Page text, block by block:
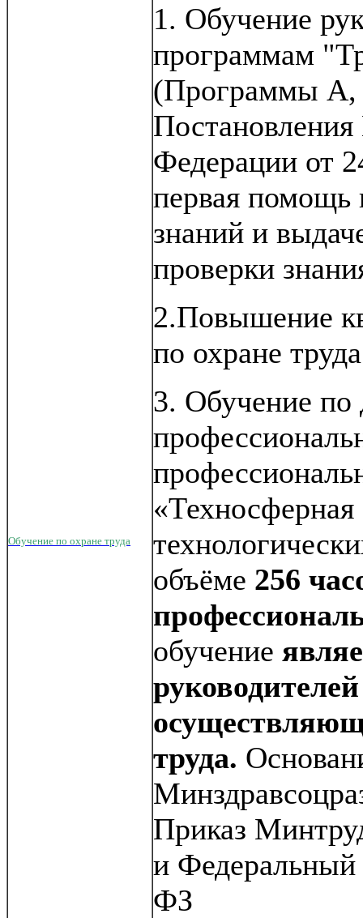
Обучение по охране труда
1. Обучение
программам "
(Программы
Постановления
Федерации от
первая
знаний и
проверки
2.Повышение
по охране
3. Обучение по
«Техносферная
объёме 256
обучение
труда.
Приказ
и Федеральный
ФЗ